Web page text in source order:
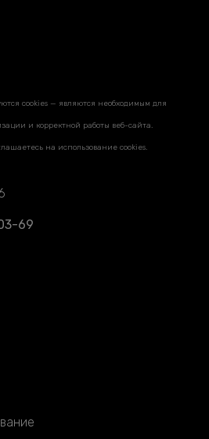
cookies — являются необходимым для
и корректной работы веб-сайта.
на использование cookies.
69